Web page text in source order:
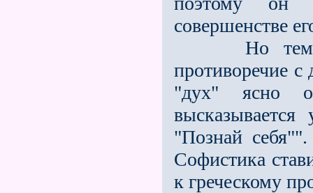
совершенстве
Но тем
противоречие
"дух" ясно
"Познай себя"".
Софистика
к греческому